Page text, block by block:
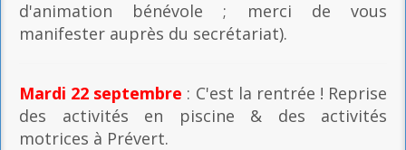
d'animation bénévole ; merci de vous
manifester auprès du secrétariat).
Mardi 22 septembre : C'est la rentrée ! Reprise
des activités en piscine & des activités
motrices à Prévert.